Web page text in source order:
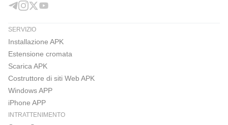
SERVIZIO
Installazione APK
Estensione cromata
Scarica APK
Costruttore di siti Web APK
Windows APP
iPhone APP
INTRATTENIMENTO